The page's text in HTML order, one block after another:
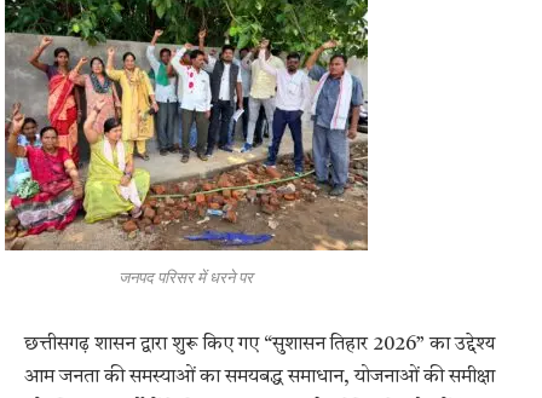
जनपद परिसर में धरने पर
छत्तीसगढ़ शासन द्वारा शुरू किए गए “सुशासन तिहार 2026” का उद्देश्य
आम जनता की समस्याओं का समयबद्ध समाधान, योजनाओं की समीक्षा